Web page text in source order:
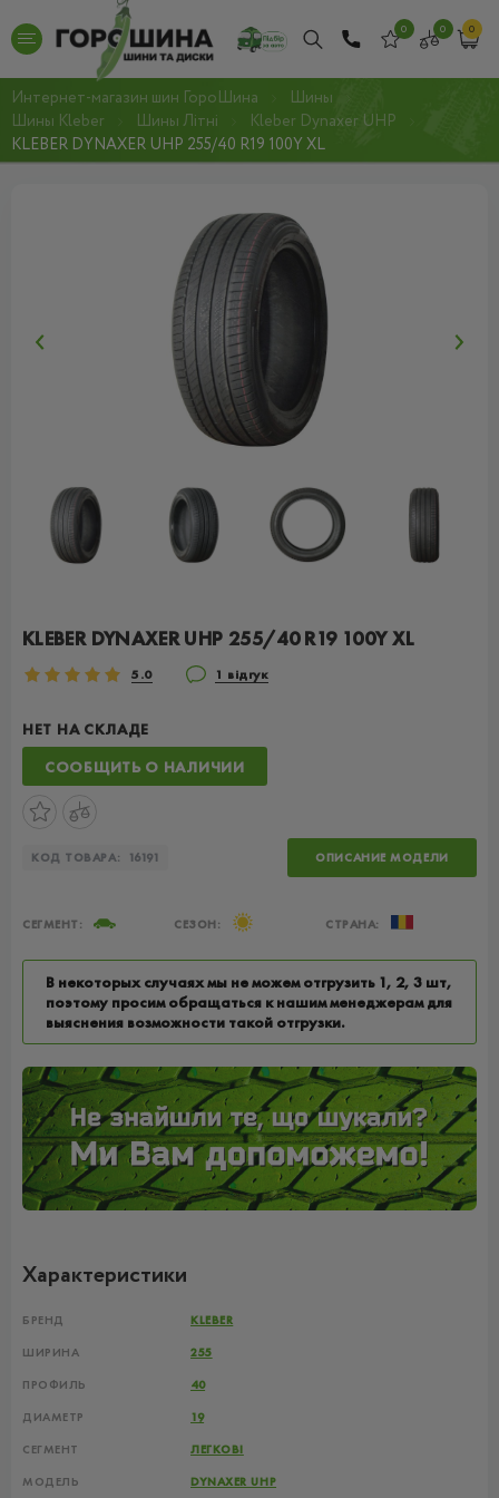
0 0 0
Интернет-магазин шин ГороШина
Шины
Шины Kleber
Шины Літні
Kleber Dynaxer UHP
KLEBER DYNAXER UHP 255/40 R19 100Y XL
KLEBER DYNAXER UHP 255/40 R19 100Y XL
5.0 1 відгук
НЕТ НА СКЛАДЕ
СООБЩИТЬ О НАЛИЧИИ
КОД ТОВАРА: 16191 ОПИСАНИЕ МОДЕЛИ
СЕГМЕНТ: СЕЗОН: СТРАНА:
В некоторых случаях мы не можем отгрузить 1, 2, 3 шт,
поэтому просим обращаться к нашим менеджерам для
выяснения возможности такой отгрузки.
Характеристики
БРЕНД KLEBER
ШИРИНА 255
ПРОФИЛЬ 40
ДИАМЕТР 19
СЕГМЕНТ ЛЕГКОВІ
МОДЕЛЬ DYNAXER UHP